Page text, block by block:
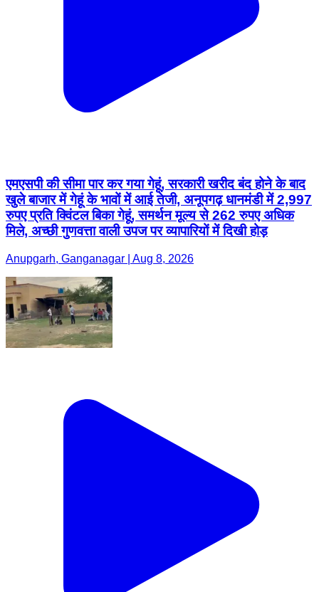
एमएसपी की सीमा पार कर गया गेहूं, सरकारी खरीद बंद होने के बाद
खुले बाजार में गेहूं के भावों में आई तेजी, अनूपगढ़ धानमंडी में 2,997
रुपए प्रति क्विंटल बिका गेहूं, समर्थन मूल्य से 262 रुपए अधिक
मिले, अच्छी गुणवत्ता वाली उपज पर व्यापारियों में दिखी होड़
Anupgarh, Ganganagar | Aug 8, 2026